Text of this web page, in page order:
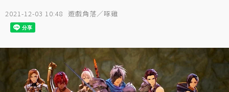
2021-12-03 10:48 遊戲角落／啄雞